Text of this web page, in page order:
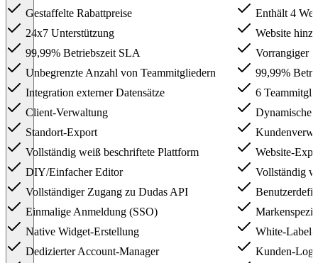
Gestaffelte Rabattpreise
24x7 Unterstützung
99,99% Betriebszeit SLA
Unbegrenzte Anzahl von Teammitgliedern
Integration externer Datensätze
Client-Verwaltung
Standort-Export
Vollständig weiß beschriftete Plattform
DIY/Einfacher Editor
Vollständiger Zugang zu Dudas API
Einmalige Anmeldung (SSO)
Native Widget-Erstellung
Dedizierter Account-Manager
Enthält 4
Website
Vorrangiger
99,99%
6
Dynamische
Website-
Vollständig
White-Label-
Kunden-